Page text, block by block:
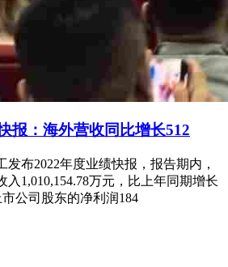
报：海外营收同比增长512
布2022年度业绩快报，报告期内，
入1,010,154.78万元，比上年同期增长
公司股东的净利润184